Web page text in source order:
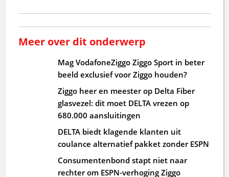
Meer over dit onderwerp
Mag VodafoneZiggo Ziggo Sport in beter
beeld exclusief voor Ziggo houden?
Ziggo heer en meester op Delta Fiber
glasvezel: dit moet DELTA vrezen op
680.000 aansluitingen
DELTA biedt klagende klanten uit
coulance alternatief pakket zonder ESPN
Consumentenbond stapt niet naar
rechter om ESPN-verhoging Ziggo